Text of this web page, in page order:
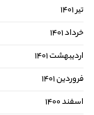
تیر ۱۴۰۱
خرداد ۱۴۰۱
اردیبهشت ۱۴۰۱
فروردین ۱۴۰۱
اسفند ۱۴۰۰